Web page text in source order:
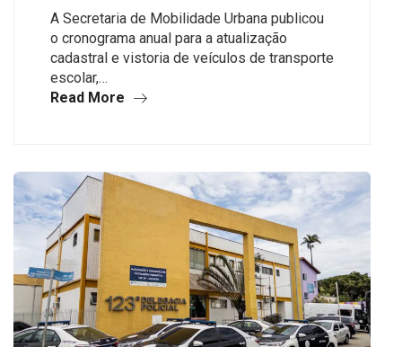
A Secretaria de Mobilidade Urbana publicou
o cronograma anual para a atualização
cadastral e vistoria de veículos de transporte
escolar,…
Read More